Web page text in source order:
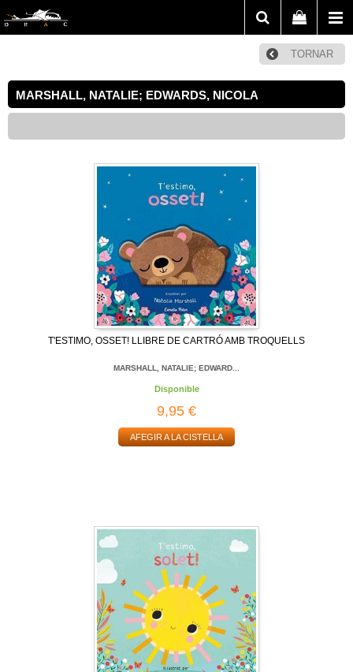
TORNAR
MARSHALL, NATALIE; EDWARDS, NICOLA
T'ESTIMO, OSSET! LLIBRE DE CARTRÓ AMB TROQUELLS
MARSHALL, NATALIE; EDWARD...
Disponible
9,95 €
AFEGIR A LA CISTELLA